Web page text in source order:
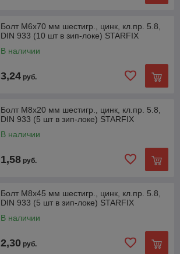
Болт М6х70 мм шестигр., цинк, кл.пр. 5.8,
DIN 933 (10 шт в зип-локе) STARFIX
В наличии
3,24 руб.
Болт М8х20 мм шестигр., цинк, кл.пр. 5.8,
DIN 933 (5 шт в зип-локе) STARFIX
В наличии
1,58 руб.
Болт М8х45 мм шестигр., цинк, кл.пр. 5.8,
DIN 933 (5 шт в зип-локе) STARFIX
В наличии
2,30 руб.